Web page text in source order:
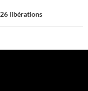
26 libérations